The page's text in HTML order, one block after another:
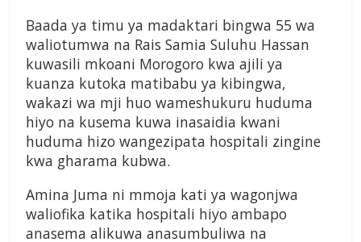
Baada ya timu ya madaktari bingwa 55 wa
waliotumwa na Rais Samia Suluhu Hassan
kuwasili mkoani Morogoro kwa ajili ya
kuanza kutoka matibabu ya kibingwa,
wakazi wa mji huo wameshukuru huduma
hiyo na kusema kuwa inasaidia kwani
huduma hizo wangezipata hospitali zingine
kwa gharama kubwa.
Amina Juma ni mmoja kati ya wagonjwa
waliofika katika hospitali hiyo ambapo
anasema alikuwa anasumbuliwa na